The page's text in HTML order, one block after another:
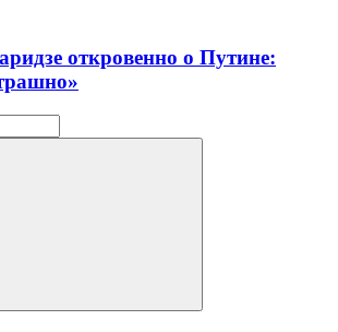
откровенно о Путине:
Поиск